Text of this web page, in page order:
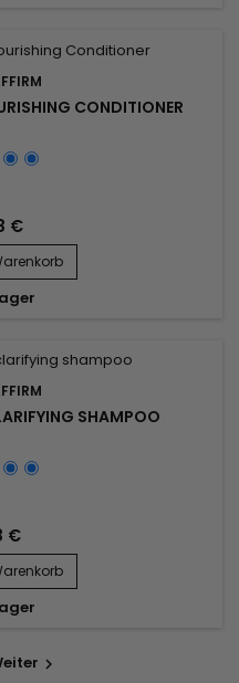
CONDITIONER
€
SHAMPOO
€
